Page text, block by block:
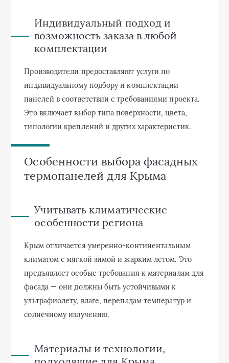
Индивидуальный подход и
возможность заказа в любой
комплектации
Производители предоставляют услуги по
индивидуальному подбору и комплектации
панелей в соответствии с требованиями проекта.
Это включает выбор типа поверхности, цвета,
типологии креплений и других характеристик.
Особенности выбора фасадных
термопанелей для Крыма
Учитывать климатические
особенности региона
Крым отличается умеренно-континентальным
климатом с мягкой зимой и жарким летом. Это
предъявляет особые требования к материалам для
фасада — они должны быть устойчивыми к
ультрафиолету, влаге, перепадам температур и
солнечному излучению.
Материалы и технологии,